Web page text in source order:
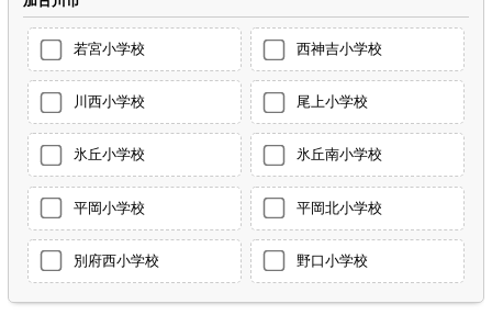
若宮小学校 西神吉小学校
川西小学校 尾上小学校
氷丘小学校 氷丘南小学校
平岡小学校 平岡北小学校
別府西小学校 野口小学校